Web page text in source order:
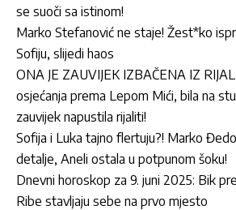
se suoči sa istinom!
Marko Stefanović ne staje! Žest*ko
Sofiju, slijedi haos
ONA JE ZAUVIJEK IZBAČENA IZ
osjećanja prema Lepom Mići, bila na
zauvijek napustila rijaliti!
Sofija i Luka tajno flertuju?! Marko
detalje, Aneli ostala u potpunom šoku!
Dnevni horoskop za 9. juni 2025: Bik
Ribe stavljaju sebe na prvo mjesto